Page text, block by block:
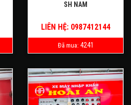
SH NAM
LIÊN HỆ: 0987412144
Đã mua: 4241